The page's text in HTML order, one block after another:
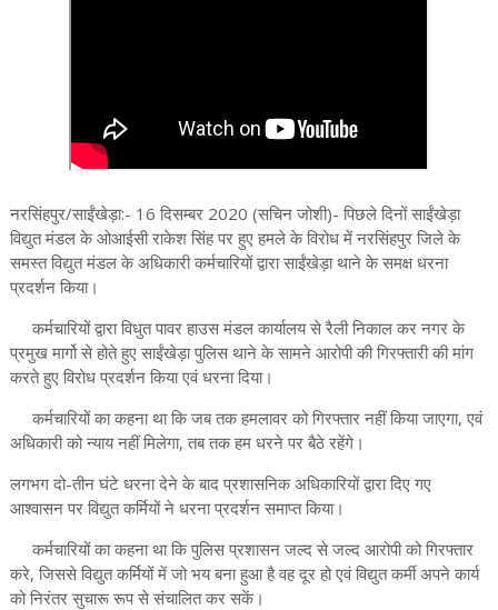
नरसिंहपुर/साईंखेड़ा:- 16 दिसम्बर 2020 (सचिन जोशी)- पिछले दिनों साईंखेड़ा
विद्युत मंडल के ओआईसी राकेश सिंह पर हुए हमले के विरोध में नरसिंहपुर जिले के
समस्त विद्युत मंडल के अधिकारी कर्मचारियों द्वारा साईंखेड़ा थाने के समक्ष धरना
प्रदर्शन किया।
कर्मचारियों द्वारा विधुत पावर हाउस मंडल कार्यालय से रैली निकाल कर नगर के
प्रमुख मार्गो से होते हुए साईंखेड़ा पुलिस थाने के सामने आरोपी की गिरफ्तारी की मांग
करते हुए विरोध प्रदर्शन किया एवं धरना दिया।
कर्मचारियों का कहना था कि जब तक हमलावर को गिरफ्तार नहीं किया जाएगा, एवं
अधिकारी को न्याय नहीं मिलेगा, तब तक हम धरने पर बैठे रहेंगे।
लगभग दो-तीन घंटे धरना देने के बाद प्रशासनिक अधिकारियों द्वारा दिए गए
आश्वासन पर विद्युत कर्मियों ने धरना प्रदर्शन समाप्त किया।
कर्मचारियों का कहना था कि पुलिस प्रशासन जल्द से जल्द आरोपी को गिरफ्तार
करे, जिससे विद्युत कर्मियों में जो भय बना हुआ है वह दूर हो एवं विद्युत कर्मी अपने कार्य
को निरंतर सुचारू रूप से संचालित कर सकें।